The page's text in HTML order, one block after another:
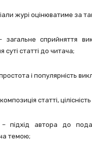
журі оцінюватиме за
загальне сприйняття
суті статті до читача;
і популярність
статті,
– підхід автора до
темою;